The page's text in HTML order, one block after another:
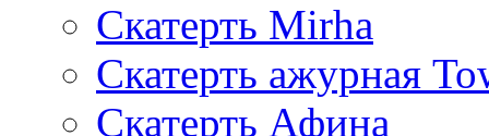
Скатерть Mirha
Скатерть ажурная
Скатерть Афина